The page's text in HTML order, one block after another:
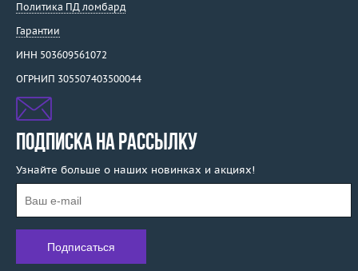
Политика ПД ломбард
Гарантии
ИНН 503609561072
ОГРНИП 305507403500044
ПОДПИСКА НА РАССЫЛКУ
Узнайте больше о наших новинках и акциях!